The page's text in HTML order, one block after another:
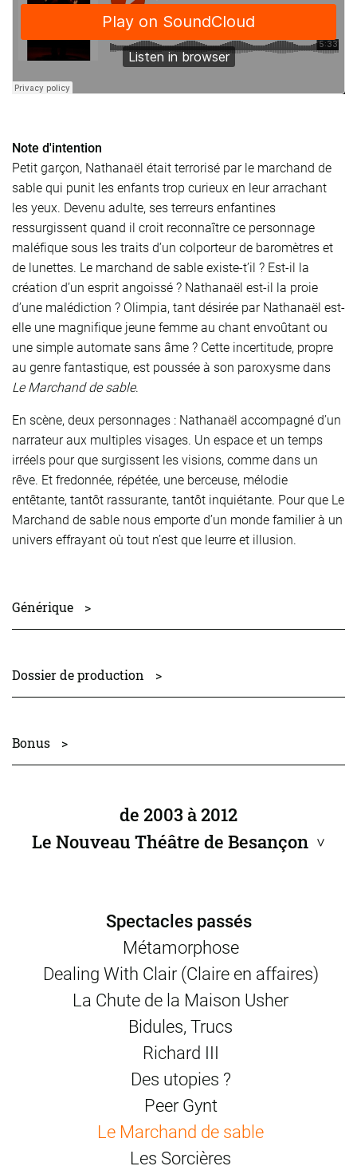
de 2003 à 2012
Le Nouveau Théâtre de Besançon
>
Spectacles passés
Métamorphose
Dealing With Clair (Claire en affaires)
La Chute de la Maison Usher
Bidules, Trucs
Richard III
Des utopies ?
Peer Gynt
Le Marchand de sable
Les Sorcières
Note d'intention
Petit garçon, Nathanaël était terrorisé par le marchand de
sable qui punit les enfants trop curieux en leur arrachant
les yeux. Devenu adulte, ses terreurs enfantines
ressurgissent quand il croit reconnaître ce personnage
maléfique sous les traits d’un colporteur de baromètres et
de lunettes. Le marchand de sable existe-t’il ? Est-il la
création d’un esprit angoissé ? Nathanaël est-il la proie
d’une malédiction ? Olimpia, tant désirée par Nathanaël est-
elle une magnifique jeune femme au chant envoûtant ou
une simple automate sans âme ? Cette incertitude, propre
au genre fantastique, est poussée à son paroxysme dans
Le Marchand de sable.
En scène, deux personnages : Nathanaël accompagné d’un
narrateur aux multiples visages. Un espace et un temps
irréels pour que surgissent les visions, comme dans un
rêve. Et fredonnée, répétée, une berceuse, mélodie
entêtante, tantôt rassurante, tantôt inquiétante. Pour que Le
Marchand de sable nous emporte d’un monde familier à un
univers effrayant où tout n’est que leurre et illusion.
Générique >
avecFrançois Clavier, Arnault Lecarpentier, Jean-Baptiste
lumièresPhilippe Lacombe
collaboration artistiqueDenis Loubaton, Yann Richard
production Nouveau Théâtre CDN de Besançon et de
photos © Elizabeth Carecchio
Dossier de production >
dossierdiff-lemarchanddesable.pdf
Bonus >